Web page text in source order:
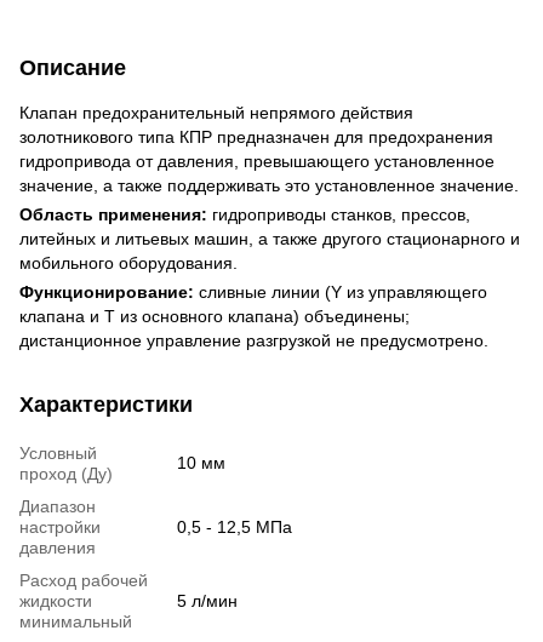
Описание
Клапан предохранительный непрямого действия
золотникового типа КПР предназначен для предохранения
гидропривода от давления, превышающего установленное
значение, а также поддерживать это установленное значение.
Область применения: гидроприводы станков, прессов,
литейных и литьевых машин, а также другого стационарного и
мобильного оборудования.
Функционирование: сливные линии (Y из управляющего
клапана и Т из основного клапана) объединены;
дистанционное управление разгрузкой не предусмотрено.
Характеристики
Условный
проход (Ду)
10 мм
Диапазон
настройки
давления
0,5 - 12,5 МПа
Расход рабочей
жидкости
минимальный
5 л/мин